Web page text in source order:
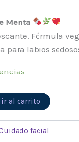
Menta
Fórmula
para labios
al carrito
facial